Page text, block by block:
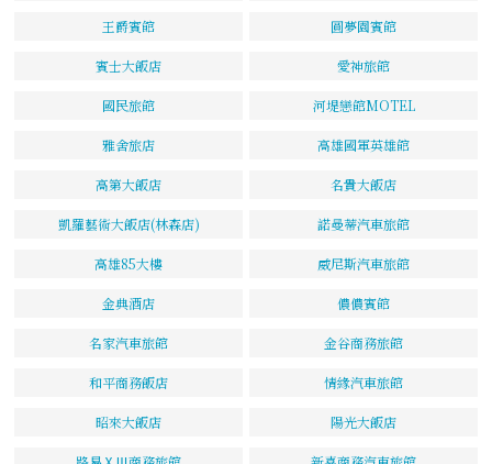
王爵賓館 圓夢園賓館
賓士大飯店 愛神旅館
國民旅館 河堤戀館MOTEL
雅舍旅店 高雄國軍英雄館
高第大飯店 名貴大飯店
凱羅藝術大飯店(林森店) 諾曼蒂汽車旅館
高雄85大樓 威尼斯汽車旅館
金典酒店 儂儂賓館
名家汽車旅館 金谷商務旅館
和平商務飯店 情緣汽車旅館
昭來大飯店 陽光大飯店